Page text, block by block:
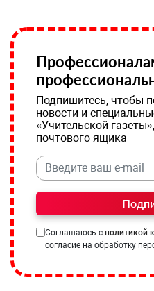
Подпишитесь, чтобы
новости и
«Учительской
почтового ящика
Соглашаюсь с политикой
согласие на обработку